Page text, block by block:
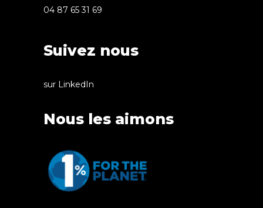
04 87 65 31 69
Suivez nous
sur LinkedIn
Nous les aimons